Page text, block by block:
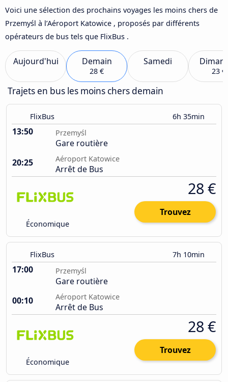
Voici une sélection des prochains voyages les moins chers de
Przemyśl à l’Aéroport Katowice , proposés par différents
opérateurs de bus tels que FlixBus .
Aujourd'hui Demain
28 €
Samedi
23 €
Trajets en bus les moins chers demain
FlixBus 6h 35min
13:50 Przemyśl
Gare routière
20:25
Aéroport Katowice
Arrêt de Bus
Économique
28 €
Trouvez
FlixBus 7h 10min
17:00 Przemyśl
Gare routière
00:10
Aéroport Katowice
Arrêt de Bus
Économique
28 €
Trouvez